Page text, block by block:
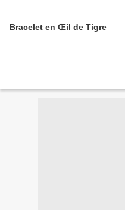
Bracelet en Œil de Tigre